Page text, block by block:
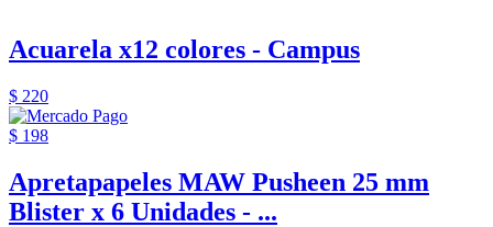
Acuarela x12 colores - Campus
$ 220
$ 198
Apretapapeles MAW Pusheen 25 mm
Blister x 6 Unidades - ...